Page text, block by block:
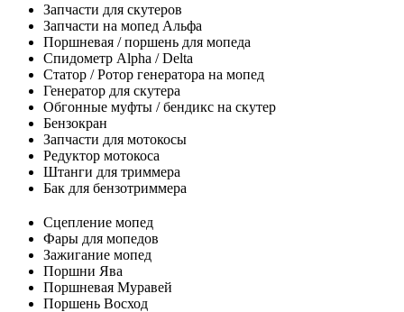
Запчасти для скутеров
Запчасти на мопед Альфа
Поршневая / поршень для мопеда
Спидометр Alpha / Delta
Статор / Ротор генератора на мопед
Генератор для скутера
Обгонные муфты / бендикс на скутер
Бензокран
Запчасти для мотокосы
Редуктор мотокоса
Штанги для триммера
Бак для бензотриммера
Сцепление мопед
Фары для мопедов
Зажигание мопед
Поршни Ява
Поршневая Муравей
Поршень Восход